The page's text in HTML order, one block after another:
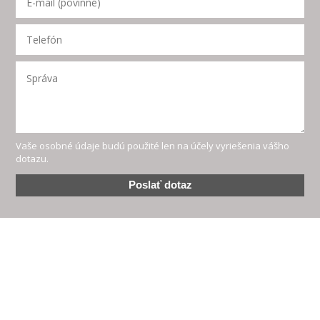
Vaše osobné údaje budú použité len na účely vyriešenia vášho
dotazu.
Poslať dotaz